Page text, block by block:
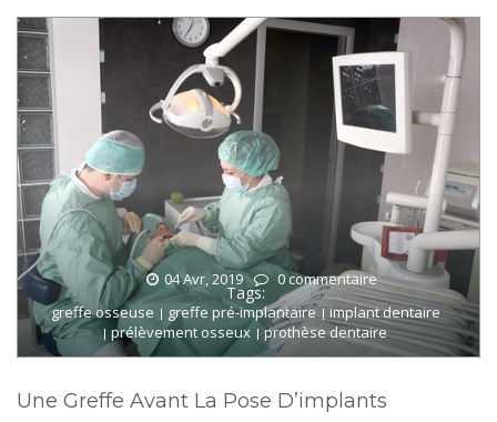
04 Avr, 2019 0 commentaire
Tags:
greffe osseuse greffe pré-implantaire
implant dentaire
prélèvement osseux
prothèse dentaire
Une Greffe Avant La Pose D’implants